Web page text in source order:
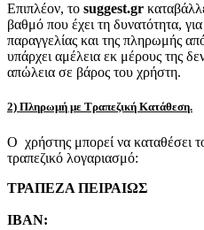
Επιπλέον, το suggest.gr
βαθμό που έχει τη δυνατότητα,
παραγγελίας και της πληρωμής
υπάρχει αμέλεια εκ μέρους της
απώλεια σε βάρος του χρήστη.
2) Πληρωμή με Τραπεζική Κατάθεση.
Ο χρήστης μπορεί να καταθέσει
τραπεζικό λογαριασμό:
ΤΡΑΠΕΖΑ ΠΕΙΡΑΙΩΣ
IBAN: